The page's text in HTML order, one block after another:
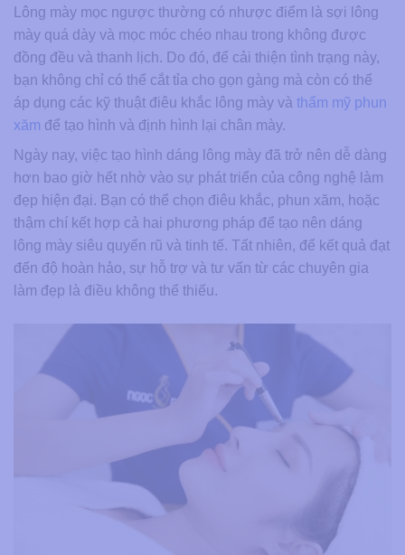
Lông mày mọc ngược thường có nhược điểm là sợi lông
mày quá dày và mọc móc chéo nhau trong không được
đồng đều và thanh lịch. Do đó, để cải thiện tình trạng này,
bạn không chỉ có thể cắt tỉa cho gọn gàng mà còn có thể
áp dụng các kỹ thuật điêu khắc lông mày và thẩm mỹ phun
xăm để tạo hình và định hình lại chân mày.
Ngày nay, việc tạo hình dáng lông mày đã trở nên dễ dàng
hơn bao giờ hết nhờ vào sự phát triển của công nghệ làm
đẹp hiện đại. Bạn có thể chọn điêu khắc, phun xăm, hoặc
thậm chí kết hợp cả hai phương pháp để tạo nên dáng
lông mày siêu quyến rũ và tinh tế. Tất nhiên, để kết quả đạt
đến độ hoàn hảo, sự hỗ trợ và tư vấn từ các chuyên gia
làm đẹp là điều không thể thiếu.